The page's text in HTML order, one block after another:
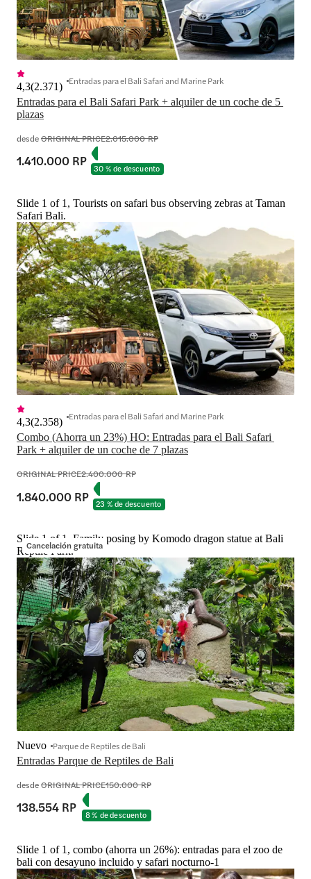
Entradas para el Bali Safari Park + alquiler de un coche de 5
plazas
4,3(2.371) Entradas para el Bali Safari and Marine Park
desdeORIGINAL PRICE2.015.000 RP
1.410.000 RP 30 % de descuento
Slide 1 of 1, Tourists on safari bus observing zebras at Taman
Safari Bali.
Combo (Ahorra un 23%) HO: Entradas para el Bali Safari
Park + alquiler de un coche de 7 plazas
4,3(2.358) Entradas para el Bali Safari and Marine Park
ORIGINAL PRICE2.400.000 RP
1.840.000 RP 23 % de descuento
Cancelación gratuita
Slide 1 of 1, Family posing by Komodo dragon statue at Bali
Reptile Park.
Entradas Parque de Reptiles de Bali
Nuevo Parque de Reptiles de Bali
desdeORIGINAL PRICE150.000 RP
138.554 RP 8 % de descuento
Slide 1 of 1, combo (ahorra un 26%): entradas para el zoo de
bali con desayuno incluido y safari nocturno-1